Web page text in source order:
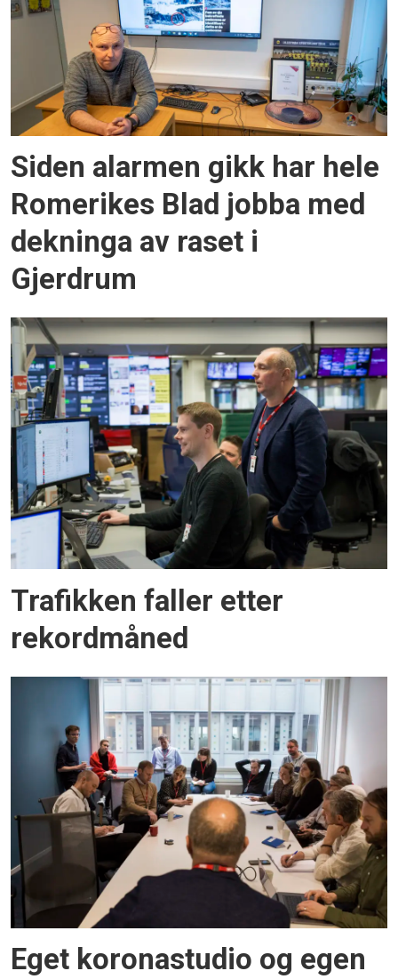
Siden alarmen gikk har hele
Romerikes Blad jobba med
dekninga av raset i
Gjerdrum
Trafikken faller etter
rekordmåned
Eget koronastudio og egen